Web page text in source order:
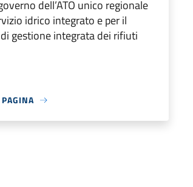
dell’ATO unico regionale
idrico integrato e per il
gestione integrata dei rifiuti